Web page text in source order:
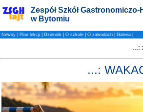
Zespół Szkół
w Bytomiu
Newsy Plan lekcji Dziennik O szkole O zawodach Galeria
...: